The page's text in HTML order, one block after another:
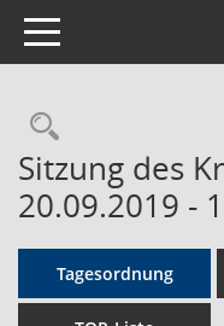
Toggle navigation
Sitzung des
20.09.2019 -
Tagesordnung